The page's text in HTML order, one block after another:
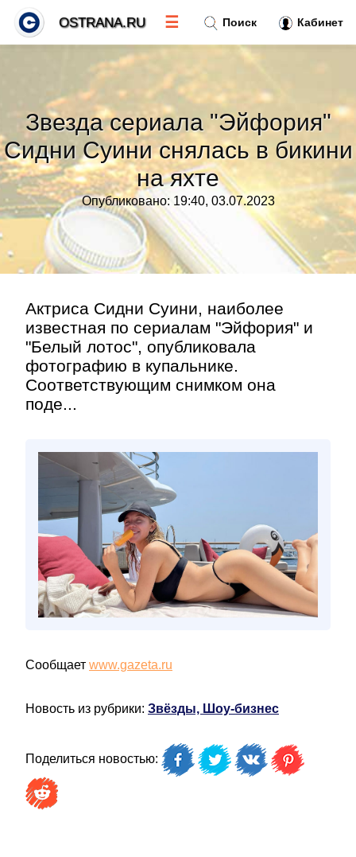
Звезда сериала "Эйфория"
Сидни Суини снялась в бикини
на яхте
Опубликовано: 19:40, 03.07.2023
Актриса Сидни Суини, наиболее
известная по сериалам "Эйфория" и
"Белый лотос", опубликовала
фотографию в купальнике.
Соответствующим снимком она
поде...
Сообщает www.gazeta.ru
Новость из рубрики: Звёзды, Шоу-бизнес
Поделиться новостью:
Поиск Кабинет
OSTRANA.RU ☰
Тренды новостей»
Рубрики»
Правила
Контакт»